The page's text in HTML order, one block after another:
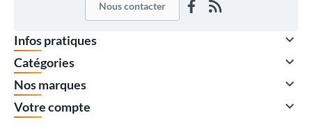
Nous contacter
Infos pratiques 
Catégories 
Nos marques 
Votre compte 